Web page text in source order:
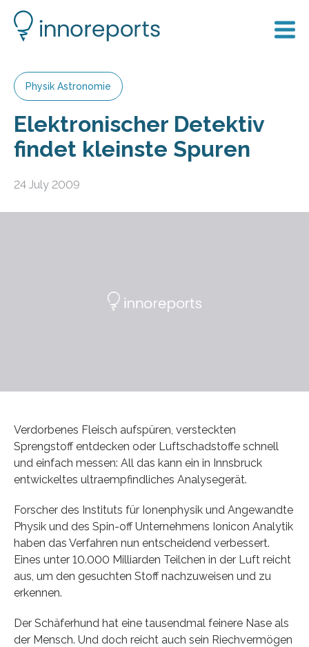
Physik Astronomie
Elektronischer Detektiv
findet kleinste Spuren
24 July 2009
Verdorbenes Fleisch aufspüren, versteckten
Sprengstoff entdecken oder Luftschadstoffe schnell
und einfach messen: All das kann ein in Innsbruck
entwickeltes ultraempfindliches Analysegerät.
Forscher des Instituts für Ionenphysik und Angewandte
Physik und des Spin-off Unternehmens Ionicon Analytik
haben das Verfahren nun entscheidend verbessert.
Eines unter 10.000 Milliarden Teilchen in der Luft reicht
aus, um den gesuchten Stoff nachzuweisen und zu
erkennen.
Der Schäferhund hat eine tausendmal feinere Nase als
der Mensch. Und doch reicht auch sein Riechvermögen